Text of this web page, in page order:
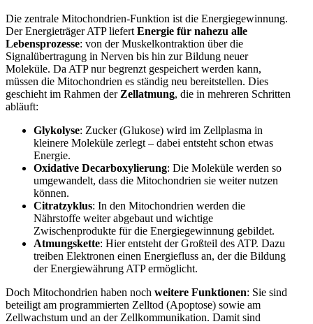
Die zentrale Mitochondrien-Funktion ist die Energiegewinnung.
Der Energieträger ATP liefert Energie für nahezu alle
Lebensprozesse: von der Muskelkontraktion über die
Signalübertragung in Nerven bis hin zur Bildung neuer
Moleküle. Da ATP nur begrenzt gespeichert werden kann,
müssen die Mitochondrien es ständig neu bereitstellen. Dies
geschieht im Rahmen der Zellatmung, die in mehreren Schritten
abläuft:
Glykolyse: Zucker (Glukose) wird im Zellplasma in
kleinere Moleküle zerlegt – dabei entsteht schon etwas
Energie.
Oxidative Decarboxylierung: Die Moleküle werden so
umgewandelt, dass die Mitochondrien sie weiter nutzen
können.
Citratzyklus: In den Mitochondrien werden die
Nährstoffe weiter abgebaut und wichtige
Zwischenprodukte für die Energiegewinnung gebildet.
Atmungskette: Hier entsteht der Großteil des ATP. Dazu
treiben Elektronen einen Energiefluss an, der die Bildung
der Energiewährung ATP ermöglicht.
Doch Mitochondrien haben noch weitere Funktionen: Sie sind
beteiligt am programmierten Zelltod (Apoptose) sowie am
Zellwachstum und an der Zellkommunikation. Damit sind